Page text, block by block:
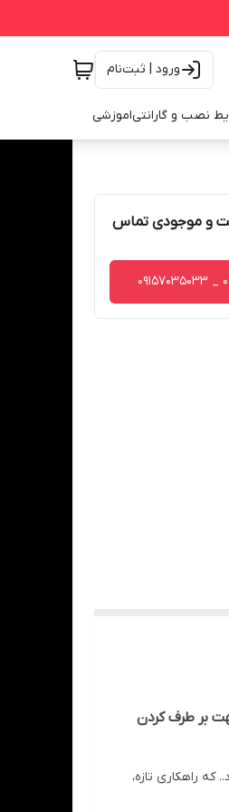
ورود | ثبت‌نام
نصب و گارانتیاموزشی
و موجودی تماس
بر طرف کردن
راهکاری تازه،